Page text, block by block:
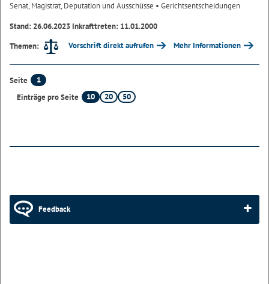
Senat, Magistrat, Deputation und Ausschüsse • Gerichtsentscheidungen
Stand: 26.06.2023 Inkrafttreten: 11.01.2000
Themen:
Vorschrift direkt aufrufen Mehr Informationen
Seite
1
Einträge pro Seite
10 20 50
Feedback